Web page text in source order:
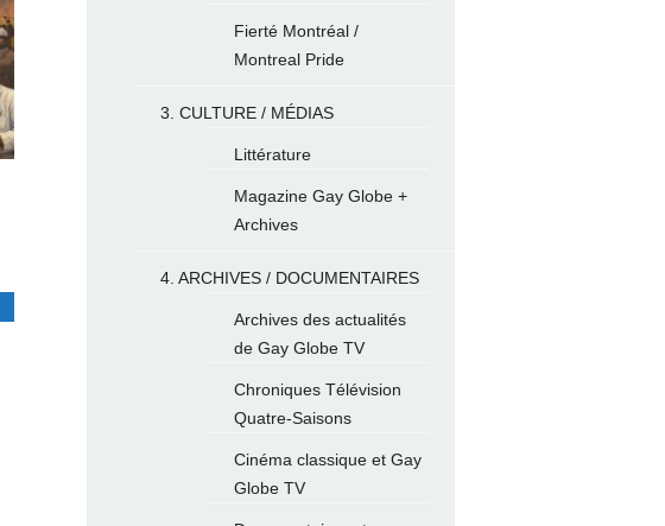
Fierté Montréal /
Montreal Pride
3. CULTURE / MÉDIAS
Littérature
Magazine Gay Globe +
Archives
4. ARCHIVES / DOCUMENTAIRES
Archives des actualités
de Gay Globe TV
Chroniques Télévision
Quatre-Saisons
Cinéma classique et Gay
Globe TV